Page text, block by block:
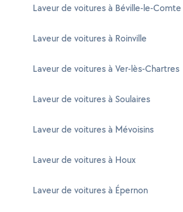
Laveur de voitures à Béville-le-Comte
Laveur de voitures à Roinville
Laveur de voitures à Ver-lès-Chartres
Laveur de voitures à Soulaires
Laveur de voitures à Mévoisins
Laveur de voitures à Houx
Laveur de voitures à Épernon